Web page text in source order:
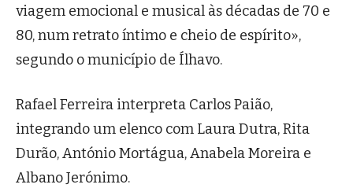
viagem emocional e musical às décadas de 70 e
80, num retrato íntimo e cheio de espírito»,
segundo o município de Ílhavo.
Rafael Ferreira interpreta Carlos Paião,
integrando um elenco com Laura Dutra, Rita
Durão, António Mortágua, Anabela Moreira e
Albano Jerónimo.